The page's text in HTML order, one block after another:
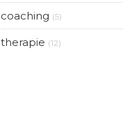
coaching (5)
therapie (12)